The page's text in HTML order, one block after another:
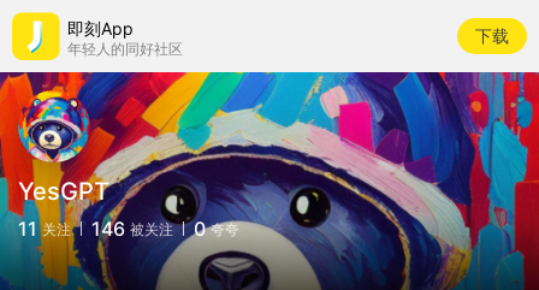
即刻App
年轻人的同好社区
下载
YesGPT
11 关注 146 被关注 0 夸夸